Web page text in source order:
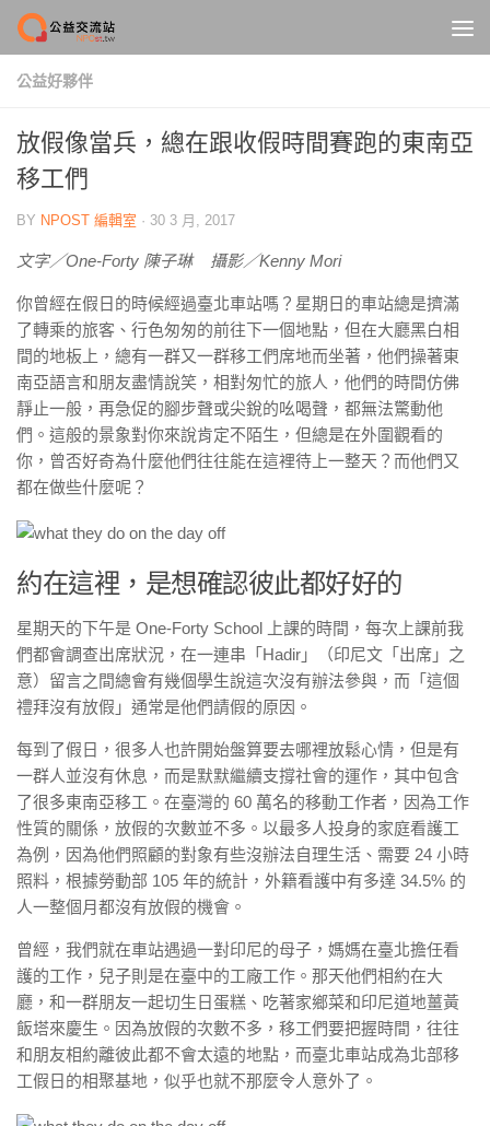
Skip to content
公益好夥伴
放假像當兵，總在跟收假時間賽跑的東南亞
移工們
BY NPOST 編輯室 · 30 3 月, 2017
文字／One-Forty 陳子琳 攝影／Kenny Mori
你曾經在假日的時候經過臺北車站嗎？星期日的車站總是擠滿
了轉乘的旅客、行色匆匆的前往下一個地點，但在大廳黑白相
間的地板上，總有一群又一群移工們席地而坐著，他們操著東
南亞語言和朋友盡情說笑，相對匆忙的旅人，他們的時間仿佛
靜止一般，再急促的腳步聲或尖銳的吆喝聲，都無法驚動他
們。這般的景象對你來說肯定不陌生，但總是在外圍觀看的
你，曾否好奇為什麼他們往往能在這裡待上一整天？而他們又
都在做些什麼呢？
約在這裡，是想確認彼此都好好的
星期天的下午是 One-Forty School 上課的時間，每次上課前我
們都會調查出席狀況，在一連串「Hadir」（印尼文「出席」之
意）留言之間總會有幾個學生說這次沒有辦法參與，而「這個
禮拜沒有放假」通常是他們請假的原因。
每到了假日，很多人也許開始盤算要去哪裡放鬆心情，但是有
一群人並沒有休息，而是默默繼續支撐社會的運作，其中包含
了很多東南亞移工。在臺灣的 60 萬名的移動工作者，因為工作
性質的關係，放假的次數並不多。以最多人投身的家庭看護工
為例，因為他們照顧的對象有些沒辦法自理生活、需要 24 小時
照料，根據勞動部 105 年的統計，外籍看護中有多達 34.5% 的
人一整個月都沒有放假的機會。
曾經，我們就在車站遇過一對印尼的母子，媽媽在臺北擔任看
護的工作，兒子則是在臺中的工廠工作。那天他們相約在大
廳，和一群朋友一起切生日蛋糕、吃著家鄉菜和印尼道地薑黃
飯塔來慶生。因為放假的次數不多，移工們要把握時間，往往
和朋友相約離彼此都不會太遠的地點，而臺北車站成為北部移
工假日的相聚基地，似乎也就不那麼令人意外了。